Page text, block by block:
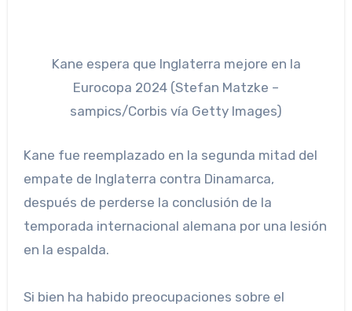
Kane espera que Inglaterra mejore en la
Eurocopa 2024 (Stefan Matzke –
sampics/Corbis vía Getty Images)
Kane fue reemplazado en la segunda mitad del
empate de Inglaterra contra Dinamarca,
después de perderse la conclusión de la
temporada internacional alemana por una lesión
en la espalda.
Si bien ha habido preocupaciones sobre el